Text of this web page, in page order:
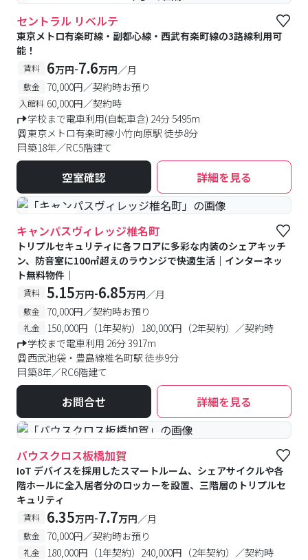
#予約受付中 #空室待ち
セントラル リベルテ
東京メトロ有楽町線・副都心線・西武有楽町線の3路線利用可
能！
賃料 6万円-7.6万円／月
敷金 70,000円／契約時お預り
入館料 60,000円／契約時
学校まで電車利用(自転車含) 24分 5495m
東京メトロ有楽町線小竹向原駅 徒歩8分
築18年／RC5階建て
空室確認 詳細を見る
#食事付き
キャンパスヴィレッジ椎名町
トリプルセキュリティに各フロアに多彩な内装のシェアキッチ
ン、防音室に100㎡超えのラウンジで快適生活｜インターネッ
ト無料物件｜
賃料 5.15万円-6.85万円／月
敷金 70,000円／契約時お預り
礼金
150,000円（1年契約）180,000円（2年契約）／契約時
学校まで電車利用 26分 3917m
西武池袋・豊島線椎名町駅 徒歩9分
築8年／RC6階建て
お問合せ 詳細を見る
#食事付き #女性専用フロアあり
バウスクロス板橋加賀
IoT デバイスを採用したスマートルーム、シェアサイクルや各
階ホールに全入居者分のロッカーを設置、三階層のトリプルセ
キュリティ
賃料 6.35万円-7.7万円／月
敷金 70,000円／契約時お預り
礼金
180,000円（1年契約）240,000円（2年契約）／契約時